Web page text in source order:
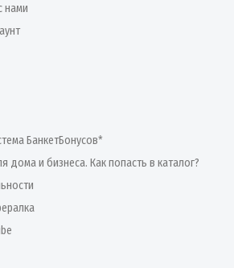
нами
БанкетБонусов*
дома и бизнеса. Как попасть в каталог?